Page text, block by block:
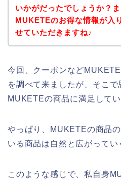
いかがだったでしょうか？
MUKETEのお得な情報が入
せていただきますね♪
今回、クーポンなど
を調べて来ましたが、そこ
MUKETEの商品に満足して
やっぱり、MUKETEの商品
いる商品は自然と広がってい
このような感じで、私自身